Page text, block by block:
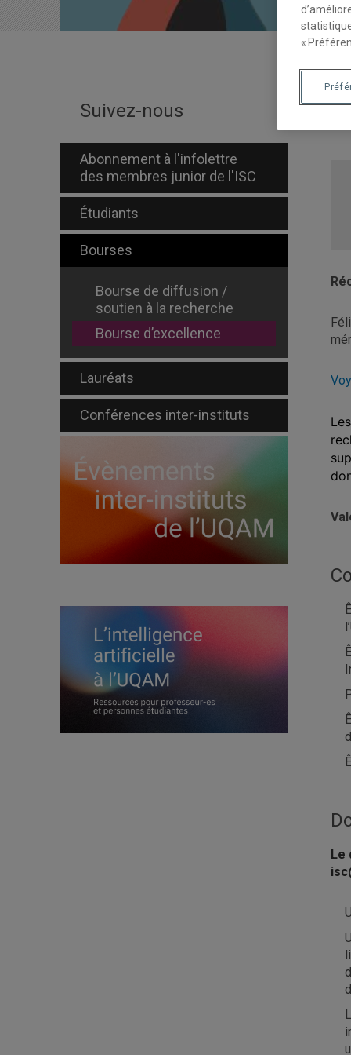
Suivez-nous
Abonnement à l'infolettre
des membres junior de l'ISC
Étudiants
Bourses
Bourse de diffusion /
soutien à la recherche
Bourse d’excellence
Lauréats
Conférences inter-instituts
Le
«